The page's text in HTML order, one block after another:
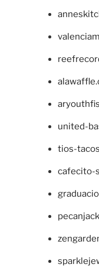
united-
tios-
cafecito-